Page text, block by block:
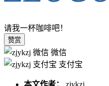
请我一杯咖啡吧！
赞赏
微信
支付宝
本文作者： zjykzj